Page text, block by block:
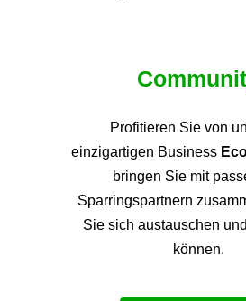
Profitieren Sie von
einzigartigen Business
bringen Sie mit
Sparringspartnern
Sie sich austauschen
können.